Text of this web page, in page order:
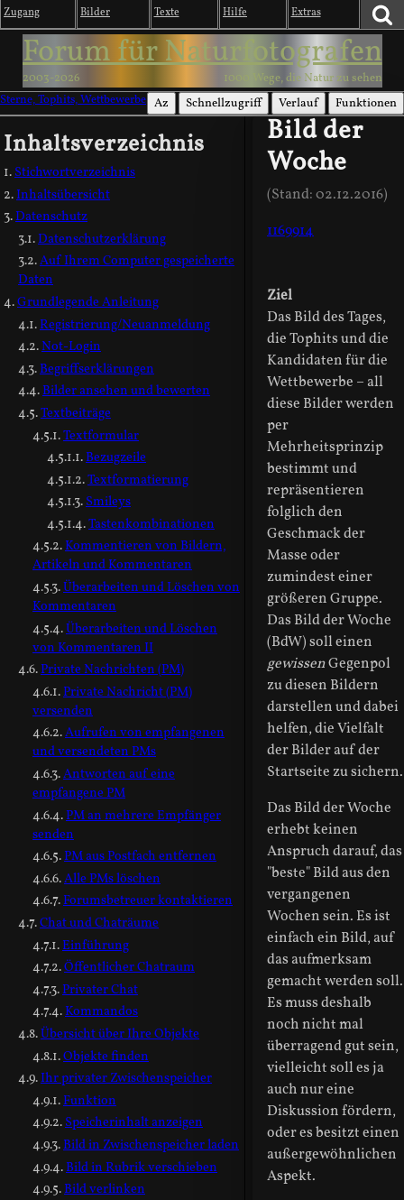
Zugang Bilder Texte Hilfe Extras
Forum für Naturfotografen
2003-2026
1000 Wege, die Natur zu sehen
Sterne, Tophits, Wettbewerbe Az Schnellzugriff Verlauf Funktionen
Inhaltsverzeichnis
Stichwortverzeichnis
Inhaltsübersicht
Datenschutz
Datenschutzerklärung
Auf Ihrem Computer gespeicherte
Daten
Grundlegende Anleitung
Registrierung/Neuanmeldung
Not-Login
Begriffserklärungen
Bilder ansehen und bewerten
Textbeiträge
Textformular
Bezugzeile
Textformatierung
Smileys
Tastenkombinationen
Kommentieren von Bildern,
Artikeln und Kommentaren
Überarbeiten und Löschen von
Kommentaren
Überarbeiten und Löschen
von Kommentaren II
Private Nachrichten (PM)
Private Nachricht (PM)
versenden
Aufrufen von empfangenen
und versendeten PMs
Antworten auf eine
empfangene PM
PM an mehrere Empfänger
senden
PM aus Postfach entfernen
Alle PMs löschen
Forumsbetreuer kontaktieren
Chat und Chaträume
Einführung
Öffentlicher Chatraum
Privater Chat
Kommandos
Übersicht über Ihre Objekte
Objekte finden
Ihr privater Zwischenspeicher
Funktion
Speicherinhalt anzeigen
Bild in Zwischenspeicher laden
Bild in Rubrik verschieben
Bild verlinken
Bild der
Woche
(Stand: 02.12.2016)
1169914
Ziel
Das Bild des Tages,
die Tophits und die
Kandidaten für die
Wettbewerbe – all
diese Bilder werden
per
Mehrheitsprinzip
bestimmt und
repräsentieren
folglich den
Geschmack der
Masse oder
zumindest einer
größeren Gruppe.
Das Bild der Woche
(BdW) soll einen
gewissenGegenpol
zu diesen Bildern
darstellen und dabei
helfen, die Vielfalt
der Bilder auf der
Startseite zu sichern.
Das Bild der Woche
erhebt keinen
Anspruch darauf, das
"beste" Bild aus den
vergangenen
Wochen sein. Es ist
einfach ein Bild, auf
das aufmerksam
gemacht werden soll.
Es muss deshalb
noch nicht mal
überragend gut sein,
vielleicht soll es ja
auch nur eine
Diskussion fördern,
oder es besitzt einen
außergewöhnlichen
Aspekt.